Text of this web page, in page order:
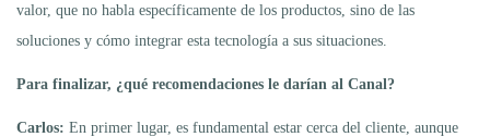
valor, que no habla específicamente de los productos, sino de las
soluciones y cómo integrar esta tecnología a sus situaciones.
Para finalizar, ¿qué recomendaciones le darían al Canal?
Carlos: En primer lugar, es fundamental estar cerca del cliente, aunque